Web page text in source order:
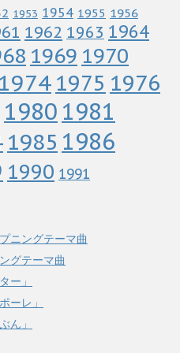
1953 1954 1955 1956
1962 1963 1964
1969 1970
1974 1975 1976
1980 1981
1985 1986
1990 1991
ニングテーマ曲
グテーマ曲
ー」
ーレ」
ん」